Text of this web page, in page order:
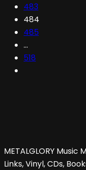
483
484
485
…
518
METALGLORY Music
Links, Vinyl, CDs,